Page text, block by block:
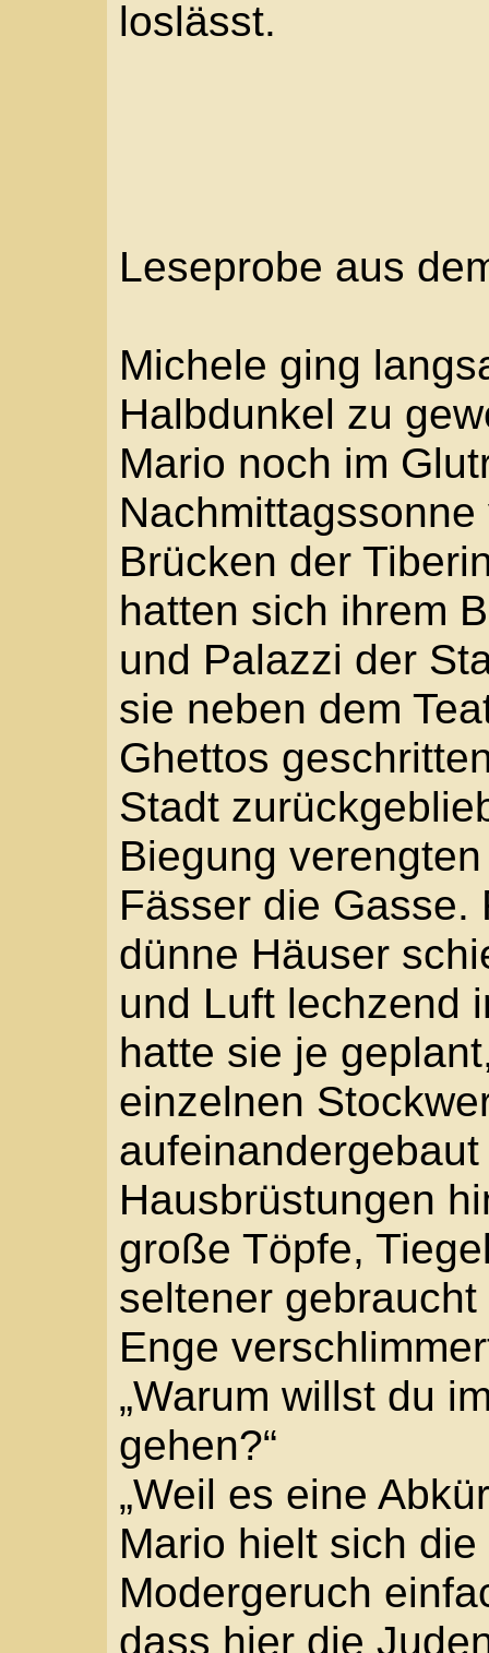
Michele ging
und Palazzi der Stadt
Ghettos geschritten,
Stadt
Biegung verengten
Fässer die Gasse.
dünne Häuser schief
und Luft lechzend in
hatte sie je geplant,
einzelnen
aufeinandergebaut
Hausbrüstungen
große Töpfe, Tiegel
seltener gebraucht
Enge verschlimmert
„Warum willst du
gehen?“
„Weil es eine
Mario hielt sich die
Modergeruch einfach
dass hier die Juden
„Still.“ Michele blieb
einem Hinterhof ganz
Klänge einer
traurige Melodie lief
helles
und hüpfte und
„Komm“, flüsterte
hinter sich her durch
Rechtzeitig entdeckte
mitten auf dem Weg.
Kopf. Die gezackten
die Lippen des